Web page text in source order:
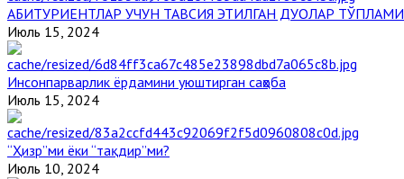
АБИТУРИЕНТЛАР УЧУН ТАВСИЯ ЭТИЛГАН ДУОЛАР ТЎПЛАМИ
Июль 15, 2024
Инсонпарварлик ёрдамини уюштирган саҳоба
Июль 15, 2024
“Ҳизр”ми ёки “тақдир”ми?
Июль 10, 2024